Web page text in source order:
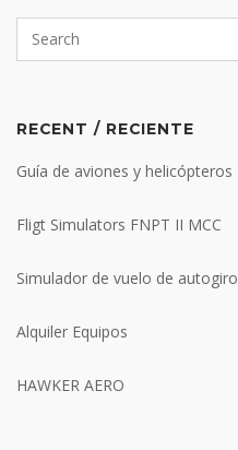
RECENT / RECIENTE
Guía de aviones y helicópteros
Fligt Simulators FNPT II MCC
Simulador de vuelo de autogiro
Alquiler Equipos
HAWKER AERO